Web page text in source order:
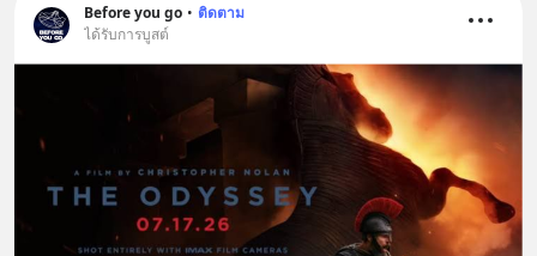
Before you go • ติดตาม
ได้รับการบูสต์